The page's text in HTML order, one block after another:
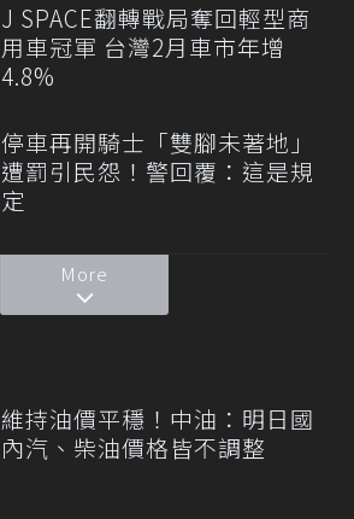
J SPACE翻轉戰局奪回輕型商
用車冠軍 台灣2月車市年增
4.8%
停車再開騎士「雙腳未著地」
遭罰引民怨！警回覆：這是規
定
More
維持油價平穩！中油：明日國
內汽、柴油價格皆不調整